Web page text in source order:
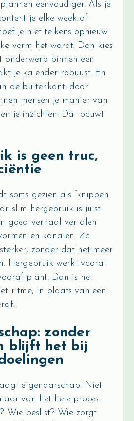
eenvoudiger. Als je
je elke week of
je niet telkens opnieuw
vorm het wordt. Dan kies
onderwerp binnen een
je kalender robuust. En
de buitenkant: door
mensen je manier van
je inzichten. Dat bouwt
is geen truc,
soms gezien als “knippen
slim hergebruik is juist
goed verhaal vertalen
en kanalen. Zo
zonder dat het meer
Hergebruik werkt vooral
plant. Dan is het
ritme, in plaats van een
zonder
blijft het bij
eigenaarschap. Niet
van het hele proces.
Wie beslist? Wie zorgt